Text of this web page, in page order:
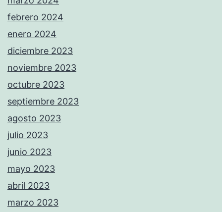
febrero 2024
enero 2024
diciembre 2023
noviembre 2023
octubre 2023
septiembre 2023
agosto 2023
julio 2023
junio 2023
mayo 2023
abril 2023
marzo 2023